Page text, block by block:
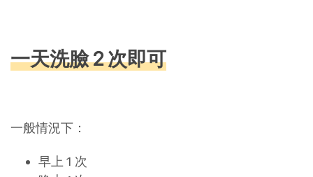
一天洗臉 2 次即可
一般情況下：
早上 1 次